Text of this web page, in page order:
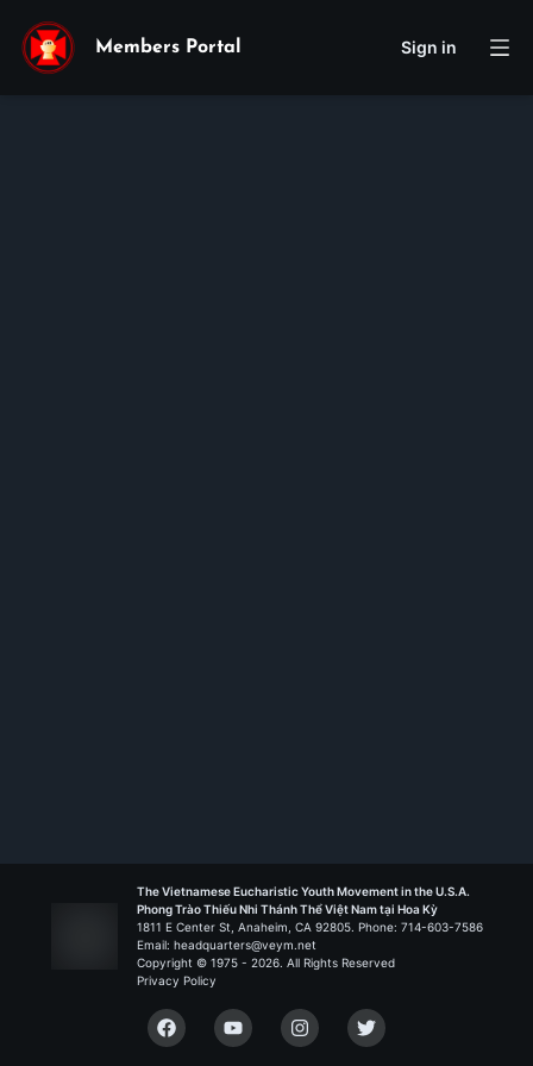
Members Portal Sign in
The Vietnamese Eucharistic Youth Movement in the U.S.A.
Phong Trào Thiếu Nhi Thánh Thể Việt Nam tại Hoa Kỳ
1811 E Center St, Anaheim, CA 92805. Phone: 714-603-7586
Email: headquarters@veym.net
Copyright © 1975 - 2026. All Rights Reserved
Privacy Policy
FacebookYouTubeInstagramTwitter